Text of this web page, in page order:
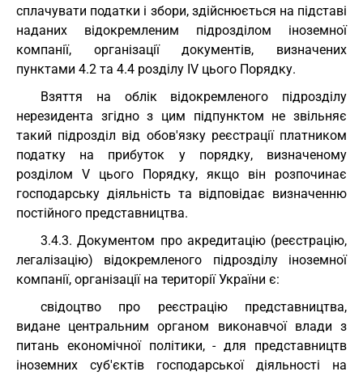
сплачувати податки і збори, здійснюється на підставі
наданих відокремленим підрозділом іноземної
компанії, організації документів, визначених
пунктами 4.2 та 4.4 розділу IV цього Порядку.
Взяття на облік відокремленого підрозділу
нерезидента згідно з цим підпунктом не звільняє
такий підрозділ від обов'язку реєстрації платником
податку на прибуток у порядку, визначеному
розділом V цього Порядку, якщо він розпочинає
господарську діяльність та відповідає визначенню
постійного представництва.
3.4.3. Документом про акредитацію (реєстрацію,
легалізацію) відокремленого підрозділу іноземної
компанії, організації на території України є:
свідоцтво про реєстрацію представництва,
видане центральним органом виконавчої влади з
питань економічної політики, - для представництв
іноземних суб'єктів господарської діяльності на